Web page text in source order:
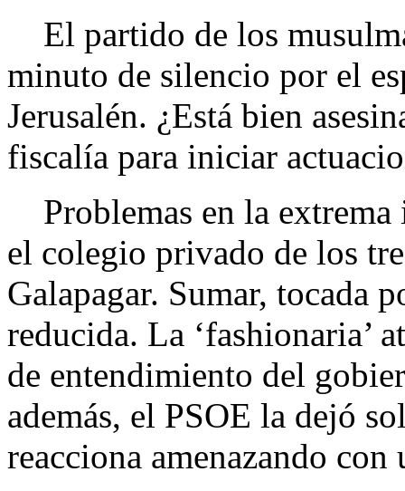
El partido de los
minuto de silencio por el
Jerusalén. ¿Está bien
fiscalía para iniciar
Problemas en la extrema
el colegio privado de los
Galapagar. Sumar, tocada
reducida. La ‘fashionaria’
de entendimiento del
además, el PSOE la dejó
reacciona amenazando